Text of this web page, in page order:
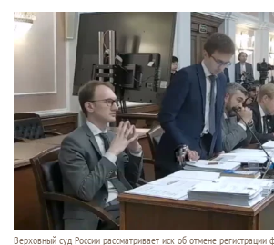
Верховный суд России рассматривает иск об отмене регистрации